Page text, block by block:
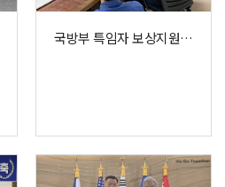
국방부 특임자 보상지원단 '훈민정음' 특강